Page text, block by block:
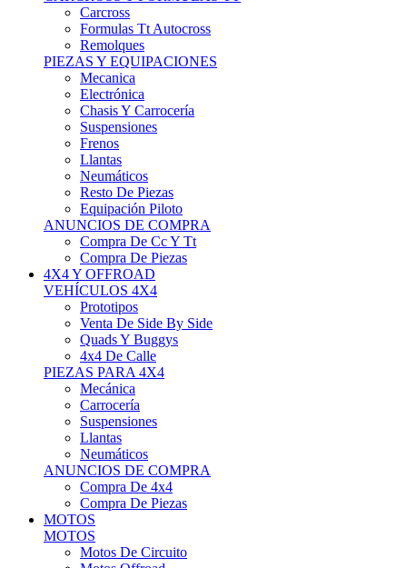
Carcross
Formulas Tt Autocross
Remolques
PIEZAS Y EQUIPACIONES
Mecanica
Electrónica
Chasis Y Carrocería
Suspensiones
Frenos
Llantas
Neumáticos
Resto De Piezas
Equipación Piloto
ANUNCIOS DE COMPRA
Compra De Cc Y Tt
Compra De Piezas
4X4 Y OFFROAD
VEHÍCULOS 4X4
Prototipos
Venta De Side By Side
Quads Y Buggys
4x4 De Calle
PIEZAS PARA 4X4
Mecánica
Carrocería
Suspensiones
Llantas
Neumáticos
ANUNCIOS DE COMPRA
Compra De 4x4
Compra De Piezas
MOTOS
MOTOS
Motos De Circuito